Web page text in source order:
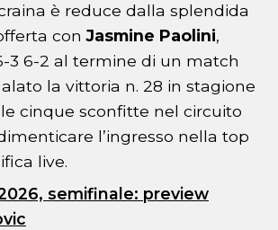
è reduce dalla splendida
conJasmine Paolini,
3 6-2 al termine di un match
la vittoria n. 28 in stagione
cinque sconfitte nel circuito
l’ingresso nella top
live.
semifinale: preview